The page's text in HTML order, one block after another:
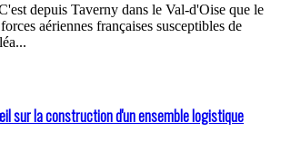
depuis Taverny dans le Val-d'Oise que le
aériennes françaises susceptibles de
sur la construction d'un ensemble logistique